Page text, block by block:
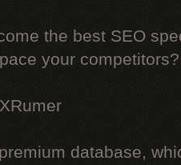
the best SEO
your competitors?
database,